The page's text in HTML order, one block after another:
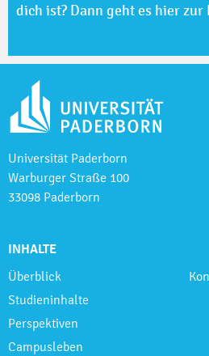
dich ist? Dann geht es hier zur
Universität Paderborn
Warburger Straße 100
33098 Paderborn
INHALTE
Überblick
Studieninhalte
Perspektiven
Campusleben